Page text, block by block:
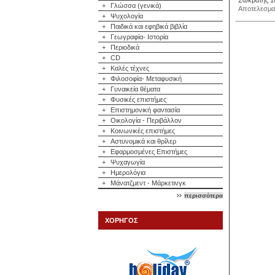
+
Γλώσσα (γενικά)
+
Ψυχολογία
+
Παιδικά και εφηβικά βιβλία
+
Γεωγραφία- Ιστορία
+
Περιοδικά
+
CD
+
Καλές τέχνες
+
Φιλοσοφία- Μεταφυσική
+
Γυναικεία θέματα
+
Φυσικές επιστήμες
+
Επιστημονική φαντασία
+
Οικολογία - Περιβάλλον
+
Κοινωνικές επιστήμες
+
Αστυνομικά και θρίλερ
+
Εφαρμοσμένες Επιστήμες
+
Ψυχαγωγία
+
Ημερολόγια
+
Μάνατζμεντ - Μάρκετινγκ
περισσότερα
ΧΟΡΗΓΟΣ